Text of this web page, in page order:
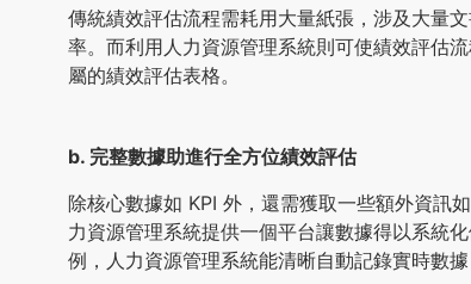
傳統績效評估流程需耗用大量紙張，涉及大量
率。而利用人力資源管理系統則可使績效評估
屬的績效評估表格。
b. 完整數據助進行全方位績效評估
除核心數據如 KPI 外，還需獲取一些額外資訊
力資源管理系統提供一個平台讓數據得以系統
例，人力資源管理系統能清晰自動記錄實時數